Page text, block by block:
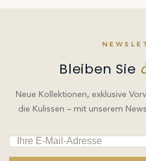
Bleiben Sie
Neue Kollektionen, exklusive
die Kulissen – mit unserem